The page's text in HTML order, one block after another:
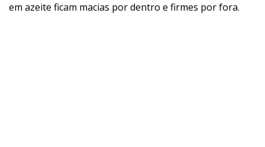
em azeite ficam macias por dentro e firmes por fora.